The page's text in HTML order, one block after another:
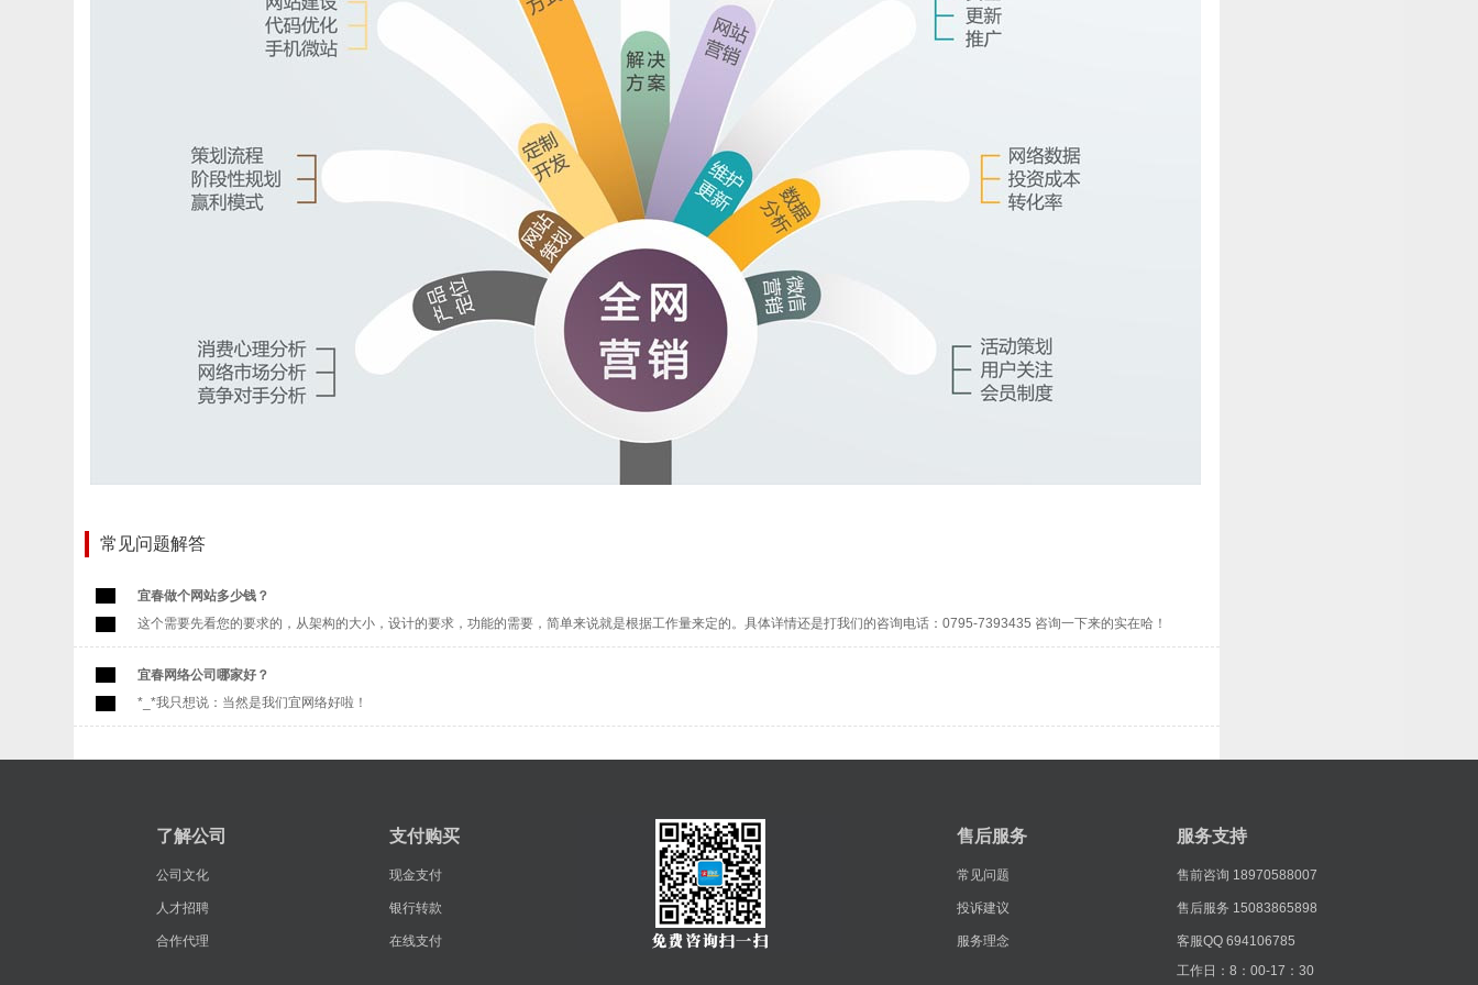
常见问题解答
宜春做个网站多少钱？
这个需要先看您的要求的，从架构的大小，设计的要求，功能的需要，简单来说就是根据工作量来定的。具体详情还是打我们的咨询电话：0795-7393435 咨询一下来的实在哈！
宜春网络公司哪家好？
*_*我只想说：当然是我们宜网络好啦！
了解公司
公司文化
人才招聘
合作代理
支付购买
现金支付
银行转款
在线支付
售后服务
常见问题
投诉建议
服务理念
服务支持
售前咨询 18970588007
售后服务 15083865898
客服QQ694106785
工作日：8：00-17：30